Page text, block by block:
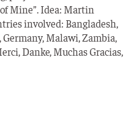
Mine”. Idea: Mar­tin
invol­ved: Ban­gla­desh,
Ger­ma­ny, Mala­wi, Zam­bia,
Dan­ke, Much­as Gra­ci­as,